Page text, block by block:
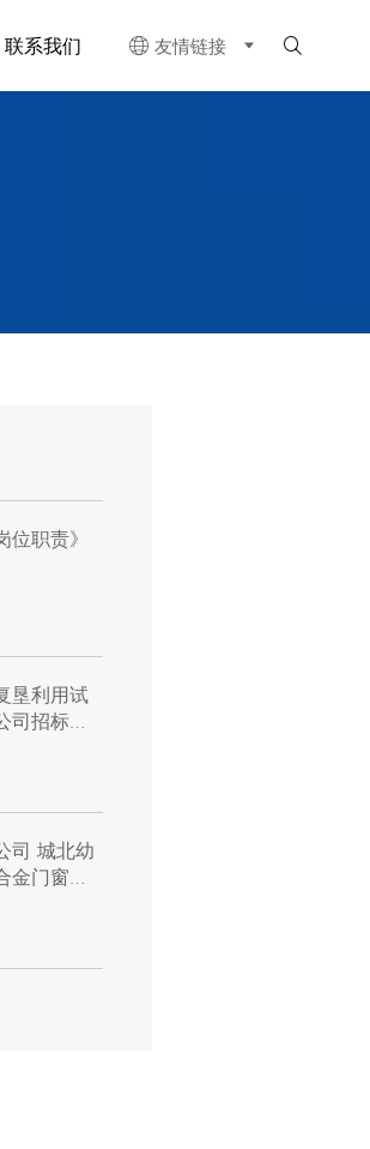
联系我们  友情链接 
职责》
垦利用试
司招标公
司 城北幼
金门窗采